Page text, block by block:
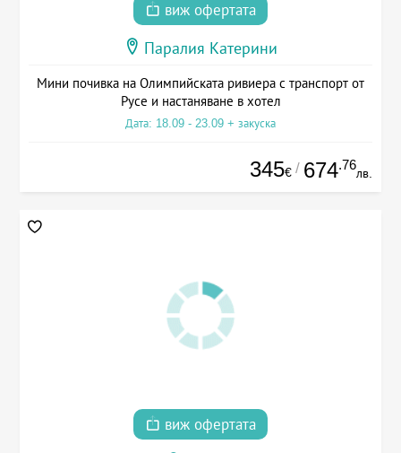
виж офертата
Паралия Катерини
Мини почивка на Олимпийската ривиера с транспорт от
Русе и настаняване в хотел
Дата: 18.09 - 23.09 + закуска
345€ / 674.76
лв.
виж офертата